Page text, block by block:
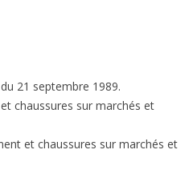
21 septembre 1989.
chaussures sur marchés et
et chaussures sur marchés et